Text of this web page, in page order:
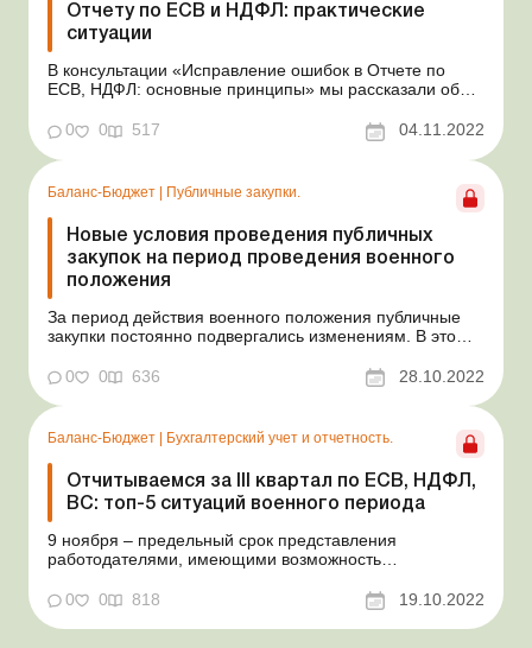
Отчету по ЕСВ и НДФЛ: практические
ситуации
В консультации «Исправление ошибок в Отчете по
ЕСВ, НДФЛ: основные принципы» мы рассказали об
расчете сумм дохода, начисленного (уплаченного) в
пользу налогоплательщиков – физических лиц, и сумм
удержанного из них налога, а также с...
0 0 517 04.11.2022
Баланс-Бюджет | Публичные закупки.
Новые условия проведения публичных
закупок на период проведения военного
положения
За период действия военного положения публичные
закупки постоянно подвергались изменениям. В это
динамично, в краткие сроки и с учетом условий,
диктуемых войной, в частности с обеспечением
защищенности заказчиков от военных угроз на период
действия право...
0 0 636 28.10.2022
Баланс-Бюджет Бухгалтерский учет и отчетность.
Отчитываемся за ІІІ квартал по ЕСВ, НДФЛ,
ВС: топ-5 ситуаций военного периода
9 ноября – предельный срок представления
работодателями, имеющими возможность
Налогового расчета сумм дохода, начисленного
(уплаченного) в пользу налогоплательщиков –
физических лиц, и сумм удержанного с них налога, а
0 0 818 19.10.2022